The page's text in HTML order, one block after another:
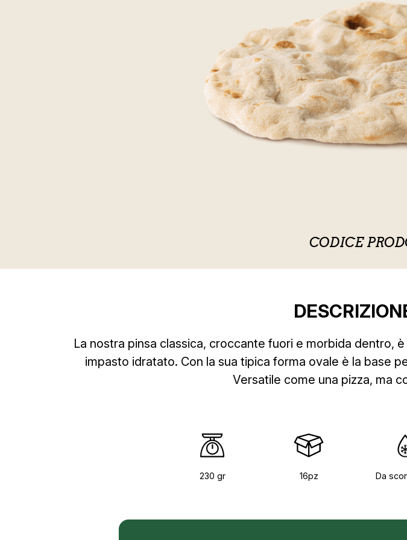
CODICE
La nostra pinsa classica, croccante fuori e morbida dentro,
impasto idratato. Con la sua tipica forma ovale è la base
Versatile come una pizza, ma
230 gr 16pz Da